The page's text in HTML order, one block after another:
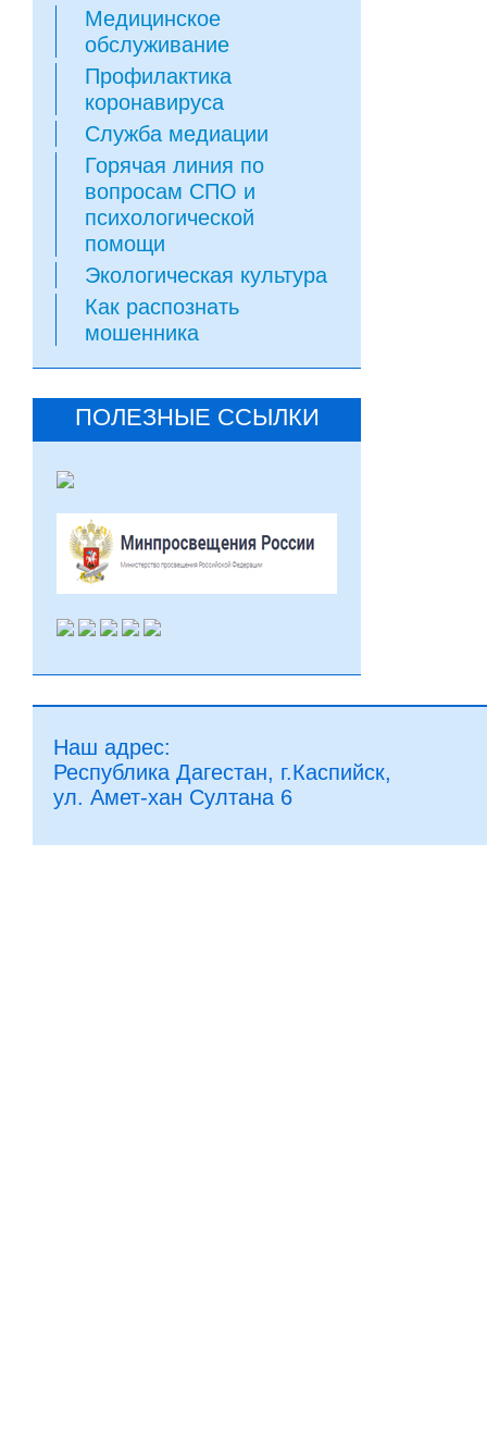
Медицинское
обслуживание
Профилактика
коронавируса
Служба медиации
Горячая линия по
вопросам СПО и
психологической
помощи
Экологическая культура
Как распознать
мошенника
ПОЛЕЗНЫЕ ССЫЛКИ
Наш адрес:
Республика Дагестан, г.Каспийск,
ул. Амет-хан Султана 6